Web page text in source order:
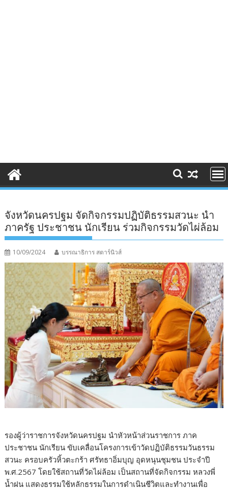
จังหวัดนครปฐม จัดกิจกรรมปฏิบัติธรรมสวนะ นำ
ภาครัฐ ประชาชน นักเรียน ร่วมกิจกรรมวัดไผ่ล้อม
10/09/2024 บรรณาธิการ สตาร์นิวส์
รองผู้ว่าราชการจังหวัดนครปฐม นำหัวหน้าส่วนราชการ ภาค
ประชาชน นักเรียน ขับเคลื่อนโครงการเข้าวัดปฏิบัติธรรมวันธรรม
สวนะ ครอบครัวหิ้วตะกร้า ศรัทธาอิ่มบุญ อุดหนุนชุมชน ประจำปี
พ.ศ.2567 โดยใช้สถานที่วัดไผ่ล้อม เป็นสถานที่จัดกิจกรรม หลวงพี่
น้ำฝน แสดงธรรมใช้หลักธรรมในการดำเนินชีวิตและทำงานเพื่อ